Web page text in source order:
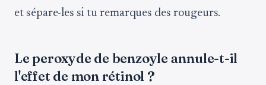
et sépare-les si tu remarques des rougeurs.
Le peroxyde de benzoyle annule-t-il
l'effet de mon rétinol ?